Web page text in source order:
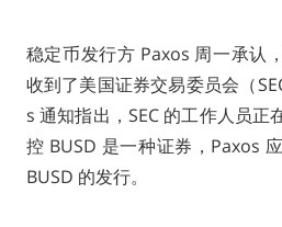
稳定币发行方 Paxos 周一承认
收到了美国证券交易委员会（
s 通知指出，SEC 的工作人员正
控 BUSD 是一种证券，Paxos
BUSD 的发行。